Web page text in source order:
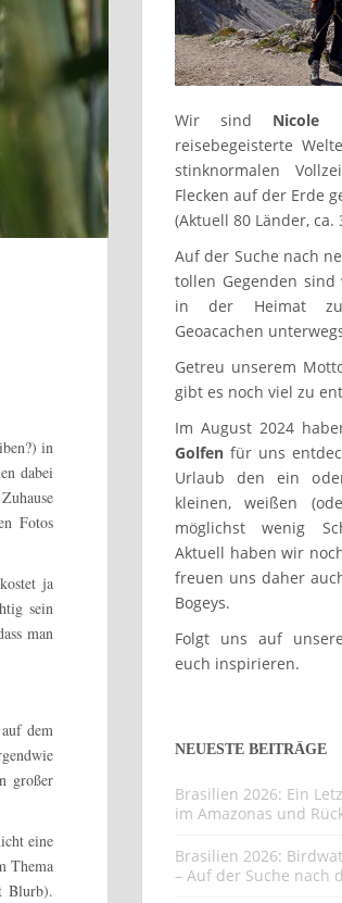
in
dabei
Fotos
ja
sein
man
dem
großer
eine
Thema
Blurb).
Wir sind Nicole
reisebegeisterte
stinknormalen
Flecken auf der Erde
(Aktuell 80 Länder, ca.
Auf der Suche nach
tollen Gegenden
in der Heimat
Geoacachen
Getreu unserem
gibt es noch viel zu
Im August 2024
Golfen für uns
Urlaub den ein
kleinen, weißen
möglichst wenig
Aktuell haben wir
freuen uns daher
Bogeys.
Folgt uns auf
euch inspirieren.
NEUESTE BEITRÄGE
Brasilien 2026: Ein
im Amazonas und
Brasilien 2026:
– Auf der Suche nach